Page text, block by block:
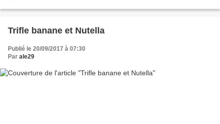
Trifle banane et Nutella
Publié le 20/09/2017 à 07:30
Par ale29